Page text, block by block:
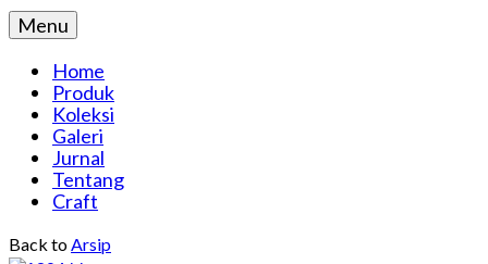
Menu
Home
Produk
Koleksi
Galeri
Jurnal
Tentang
Craft
Back toArsip